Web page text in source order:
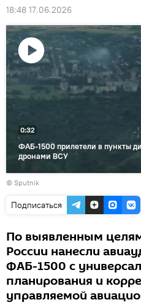
18:48 17.06.2026
Воспроизвести
видео
ФАБ-1500 прилетели в пункты
дронами ВСУ
0:32
© Sputnik
Подписаться
По выявленным
России нанесли
ФАБ-1500 с
планирования и
управляемой